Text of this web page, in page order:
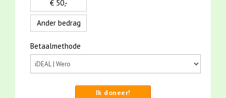
€ 50,-
Ander bedrag
Betaalmethode
Ik doneer!